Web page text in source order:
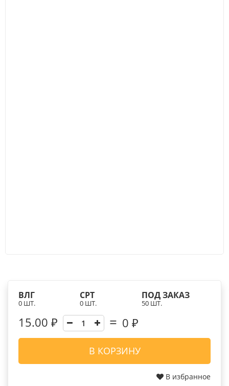
ВЛГ
0 ШТ.
СРТ
0 ШТ.
ПОД ЗАКАЗ
50 ШТ.
15.00 ₽ 0 ₽
В КОРЗИНУ
В избранное